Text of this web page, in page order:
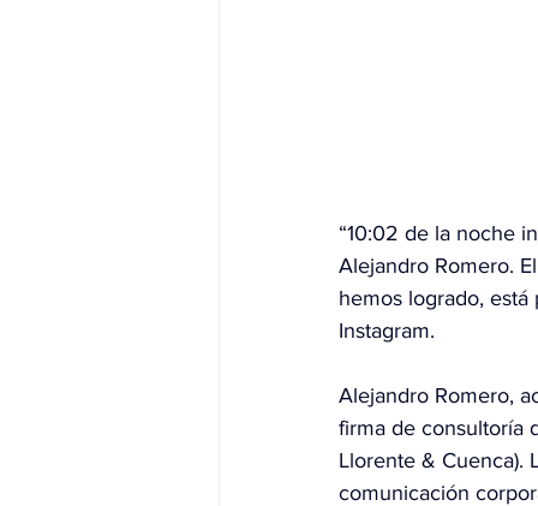
“10:02 de la noche
Alejandro Romero.
hemos logrado,
Instagram.
Alejandro Romero,
firma de consultoría
Llorente & Cuenca).
comunicación